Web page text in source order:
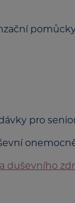
pro
duševního